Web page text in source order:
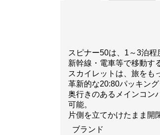
スピナー50は、1～3泊程
新幹線・電車等で移動す
スカイレットは、旅をも
革新的な20:80パッキン
奥行きのあるメインコン
可能。
片側を立てかけたまま開
ブランド